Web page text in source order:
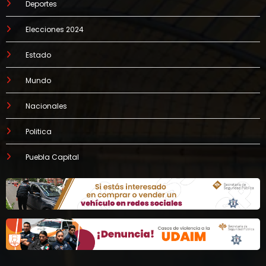
Deportes
Elecciones 2024
Estado
Mundo
Nacionales
Politica
Puebla Capital